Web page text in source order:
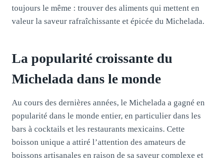
toujours le même : trouver des aliments qui mettent en
valeur la saveur rafraîchissante et épicée du Michelada.
La popularité croissante du
Michelada dans le monde
Au cours des dernières années, le Michelada a gagné en
popularité dans le monde entier, en particulier dans les
bars à cocktails et les restaurants mexicains. Cette
boisson unique a attiré l’attention des amateurs de
boissons artisanales en raison de sa saveur complexe et